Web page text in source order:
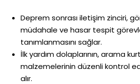
Deprem sonrası iletişim zinciri,
müdahale ve hasar tespit
tanımlanmasını sağlar.
İlk yardım dolaplarının, arama
malzemelerinin düzenli kontrol
alır.